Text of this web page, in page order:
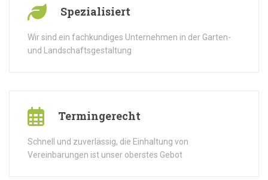
Spezialisiert
Wir sind ein fachkundiges Unternehmen in der Garten-
und Landschaftsgestaltung
Termingerecht
Schnell und zuverlässig, die Einhaltung von
Vereinbarungen ist unser oberstes Gebot